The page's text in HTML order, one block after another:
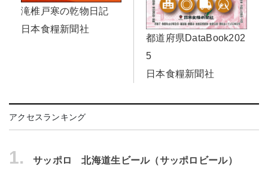
滝椎戸寒の乾物日記
日本食糧新聞社
都道府県DataBook202
5
日本食糧新聞社
アクセスランキング
1.
サッポロ 北海道生ビール（サッポロビール）